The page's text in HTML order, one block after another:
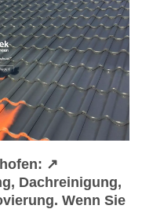
↗️
Dachreinigung,
Wenn Sie